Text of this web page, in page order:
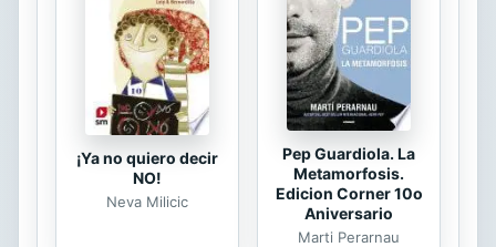
¡Ya no quiero decir
NO!
Neva Milicic
Pep Guardiola. La
Metamorfosis.
Edicion Corner 10o
Aniversario
Marti Perarnau